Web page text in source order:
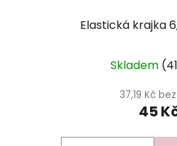
Elastická krajka
Skladem
37,19 Kč
45